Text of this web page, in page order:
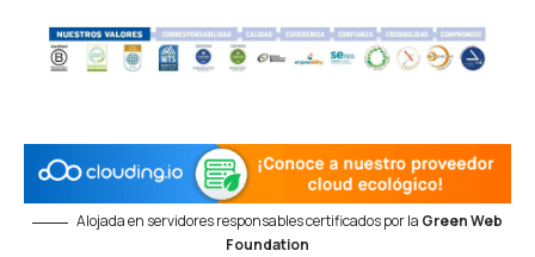
Alojada en servidores responsables certificados por la Green Web
Foundation